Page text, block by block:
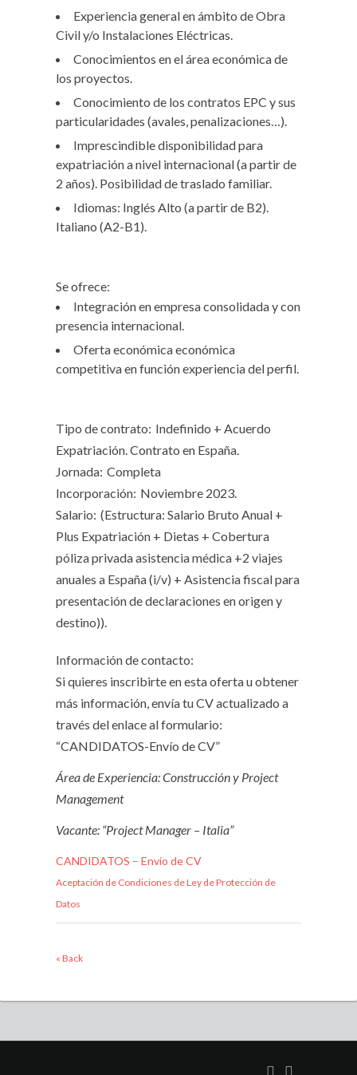
Experiencia general en ámbito de Obra
Civil y/o Instalaciones Eléctricas.
Conocimientos en el área económica de
los proyectos.
Conocimiento de los contratos EPC y sus
particularidades (avales, penalizaciones…).
Imprescindible disponibilidad para
expatriación a nivel internacional (a partir de
2 años). Posibilidad de traslado familiar.
Idiomas: Inglés Alto (a partir de B2).
Italiano (A2-B1).
Se ofrece:
Integración en empresa consolidada y con
presencia internacional.
Oferta económica económica
competitiva en función experiencia del perfil.
Tipo de contrato: Indefinido + Acuerdo
Expatriación. Contrato en España.
Jornada: Completa
Incorporación: Noviembre 2023.
Salario: (Estructura: Salario Bruto Anual +
Plus Expatriación + Dietas + Cobertura
póliza privada asistencia médica +2 viajes
anuales a España (i/v) + Asistencia fiscal para
presentación de declaraciones en origen y
destino)).
Información de contacto:
Si quieres inscribirte en esta oferta u obtener
más información, envía tu CV actualizado a
través del enlace al formulario:
“CANDIDATOS-Envío de CV”
Área de Experiencia: Construcción y Project
Management
Vacante: “Project Manager – Italia”
CANDIDATOS – Envío de CV
Aceptación de Condiciones de Ley de Protección de
Datos
« Back